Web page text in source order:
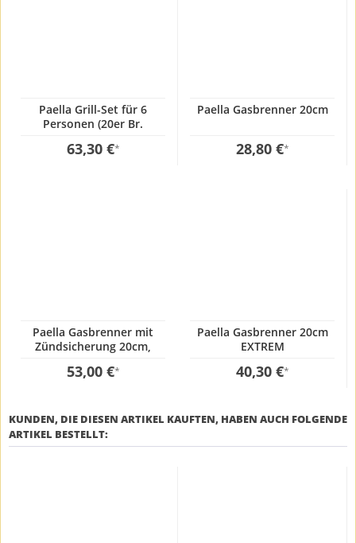
Paella Grill-Set für 6
Personen (20er Br.
63,30 €*
Paella Gasbrenner 20cm
28,80 €*
Paella Gasbrenner mit
Zündsicherung 20cm,
53,00 €*
Paella Gasbrenner 20cm
EXTREM
40,30 €*
KUNDEN, DIE DIESEN ARTIKEL KAUFTEN, HABEN AUCH FOLGENDE
ARTIKEL BESTELLT: